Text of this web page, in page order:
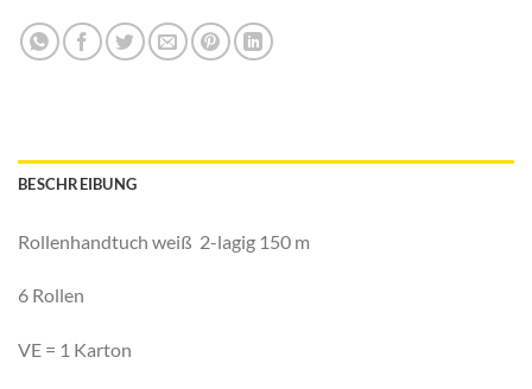
BESCHREIBUNG
Rollenhandtuch weiß 2-lagig 150 m
6 Rollen
VE = 1 Karton